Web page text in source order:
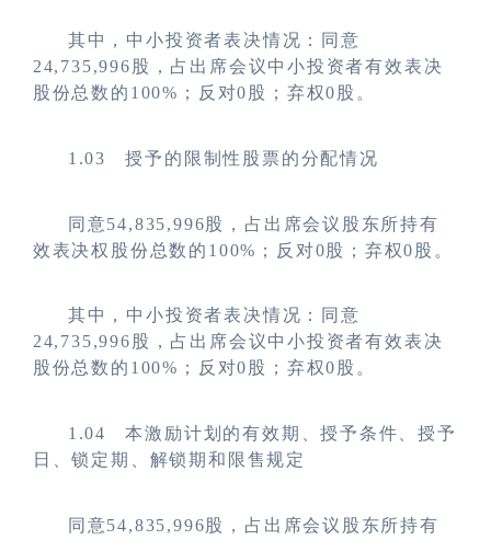
其中，中小投资者表决情况：同意
24,735,996股，占出席会议中小投资者有效表决
股份总数的100%；反对0股；弃权0股。
1.03授予的限制性股票的分配情况
同意54,835,996股，占出席会议股东所持有
效表决权股份总数的100%；反对0股；弃权0股。
其中，中小投资者表决情况：同意
24,735,996股，占出席会议中小投资者有效表决
股份总数的100%；反对0股；弃权0股。
1.04本激励计划的有效期、授予条件、授予
日、锁定期、解锁期和限售规定
同意54,835,996股，占出席会议股东所持有